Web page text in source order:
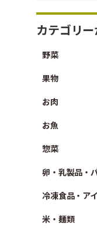
カテゴリ
野菜
果物
お肉
お魚
惣菜
卵・乳製品・
冷凍食品・ア
米・麺類